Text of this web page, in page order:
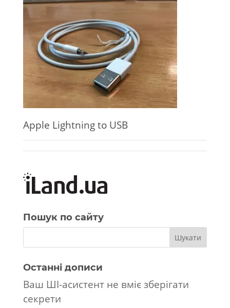
Apple Lightning to USB
Пошук по сайту
Останні дописи
Ваш ШІ-асистент не вміє зберігати
секрети